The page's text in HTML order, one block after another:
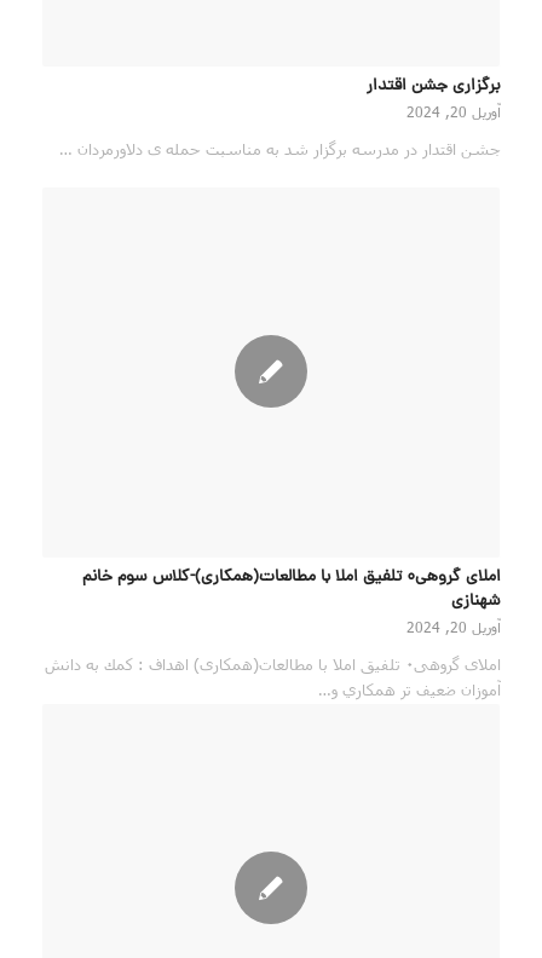
برگزاری جشن اقتدار
آوریل 20, 2024
جشن اقتدار در مدرسه برگزار شد به مناسبت حمله ی دلاورمردان …
املای گروهی۰ تلفیق املا با مطالعات(همکاری)-کلاس سوم خانم
شهنازی
آوریل 20, 2024
املای گروهی۰ تلفیق املا با مطالعات(همکاری) اهداف : كمك به دانش
آموزان ضعيف تر همكاري و…